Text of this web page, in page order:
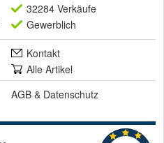
32284 Verkäufe
Gewerblich
Kontakt
Alle Artikel
AGB & Datenschutz